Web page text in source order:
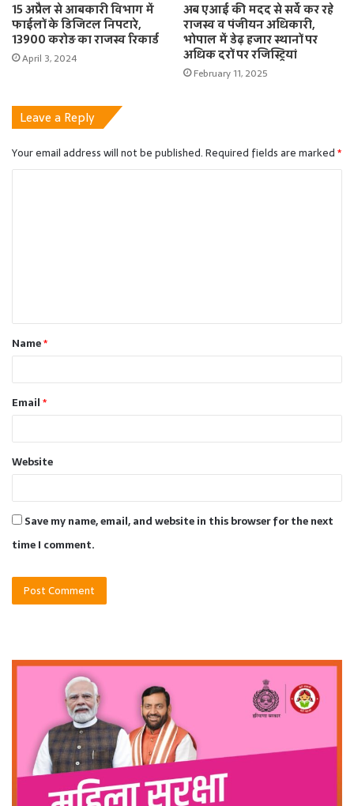
15 अप्रैल से आबकारी विभाग में
फाईलों के डिजिटल निपटारे,
13900 करोड़ का राजस्व रिकार्ड
April 3, 2024
अब एआई की मदद से सर्वे कर रहे
राजस्व व पंजीयन अधिकारी,
भोपाल में डेढ़ हजार स्थानों पर
अधिक दरों पर रजिस्ट्रियां
February 11, 2025
Leave a Reply
Your email address will not be published.Required fields are marked*
t
*Name*
Email*
Website
Save my name, email, and website in this browser for the next
time I comment.